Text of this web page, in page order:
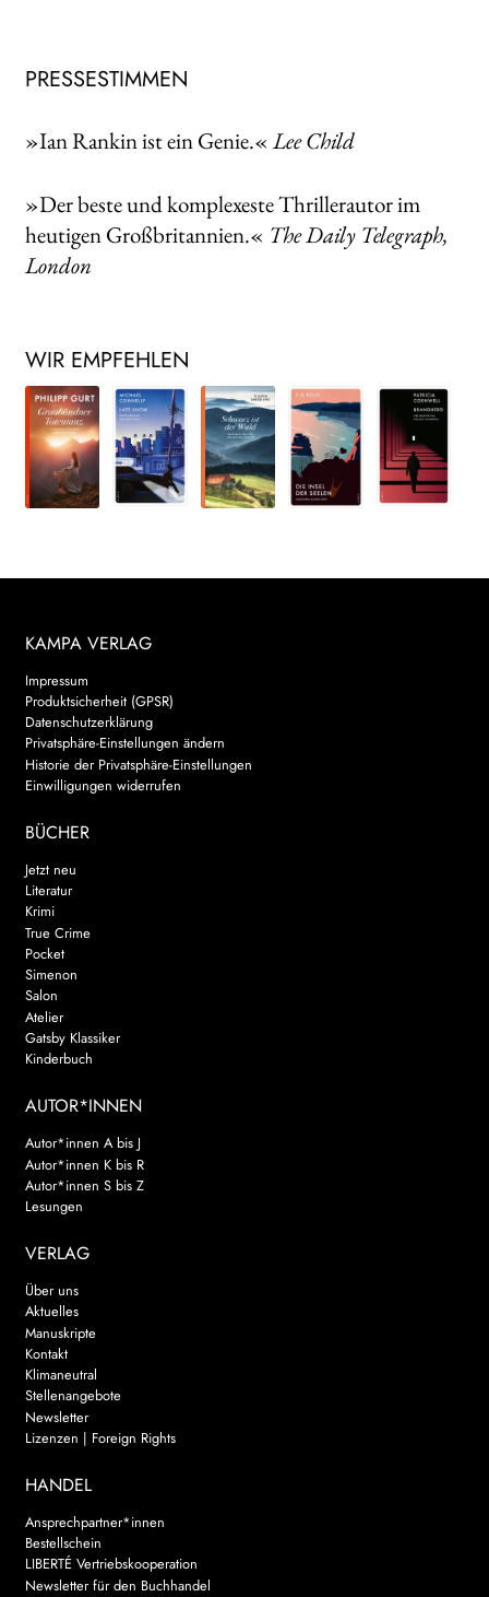
PRESSESTIMMEN
»Ian Rankin ist ein Genie.«Lee Child
»Der beste und komplexeste Thrillerautor im
heutigen Großbritannien.« The Daily Telegraph,
London
WIR EMPFEHLEN
KAMPA VERLAG
Impressum
Produktsicherheit (GPSR)
Datenschutzerklärung
Privatsphäre-Einstellungen ändern
Historie der Privatsphäre-Einstellungen
Einwilligungen widerrufen
BÜCHER
Jetzt neu
Literatur
Krimi
True Crime
Pocket
Simenon
Salon
Atelier
Gatsby Klassiker
Kinderbuch
AUTOR*INNEN
Autor*innen A bis J
Autor*innen K bis R
Autor*innen S bis Z
Lesungen
VERLAG
Über uns
Aktuelles
Manuskripte
Kontakt
Klimaneutral
Stellenangebote
Newsletter
Lizenzen | Foreign Rights
HANDEL
Ansprechpartner*innen
Bestellschein
LIBERTÉ Vertriebskooperation
Newsletter für den Buchhandel